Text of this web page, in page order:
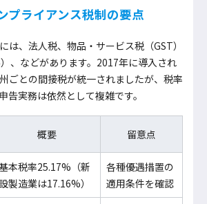
プライアンス税制の要点
は、法人税、物品・サービス税（GST）
、などがあります。2017年に導入され
ごとの間接税が統一されましたが、税率
告実務は依然として複雑です。
概要 留意点
本税率25.17%（新
製造業は17.16%）
各種優遇措置の
適用条件を確認